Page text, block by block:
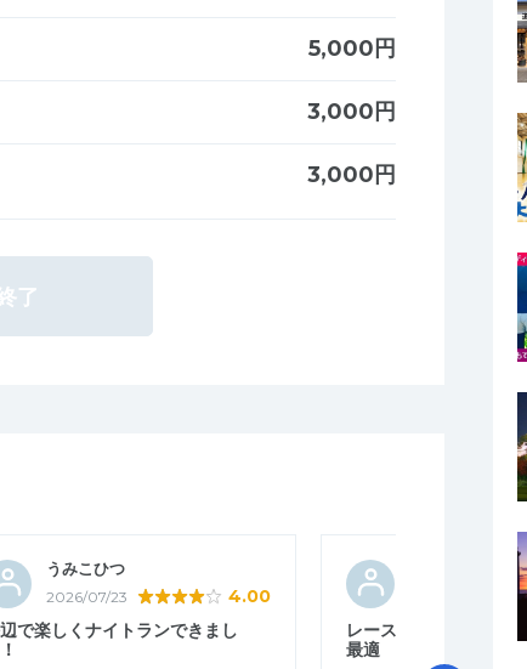
5,000円
3,000円
3,000円
了
うみこひつ
2026/07/23 4.00
で楽しくナイトランできまし
レースペースを養う練
最適